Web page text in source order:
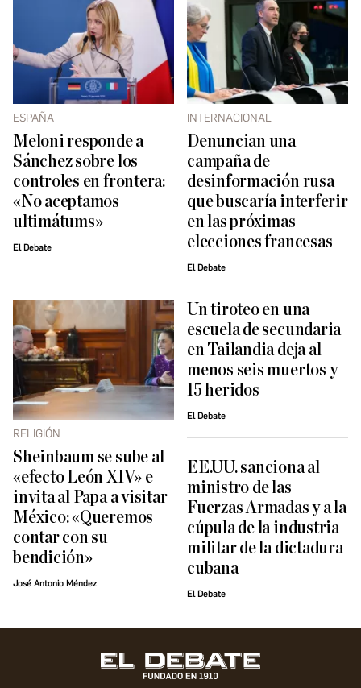
ESPAÑA
Meloni responde a
Sánchez sobre los
controles en frontera:
«No aceptamos
ultimátums»
El Debate
INTERNACIONAL
Denuncian una
campaña de
desinformación rusa
que buscaría interferir
en las próximas
elecciones francesas
El Debate
RELIGIÓN
Sheinbaum se sube al
«efecto León XIV» e
invita al Papa a visitar
México: «Queremos
contar con su
bendición»
José Antonio Méndez
Un tiroteo en una
escuela de secundaria
en Tailandia deja al
menos seis muertos y
15 heridos
El Debate
EE.UU. sanciona al
ministro de las
Fuerzas Armadas y a la
cúpula de la industria
militar de la dictadura
cubana
El Debate